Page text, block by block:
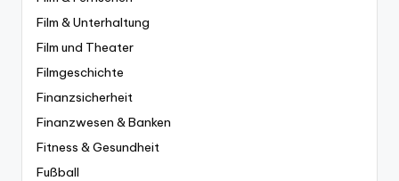
Film & Unterhaltung
Film und Theater
Filmgeschichte
Finanzsicherheit
Finanzwesen & Banken
Fitness & Gesundheit
Fußball